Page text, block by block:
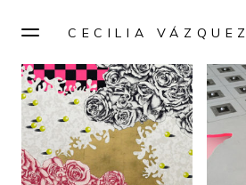
CECILIA VÁZQUEZ